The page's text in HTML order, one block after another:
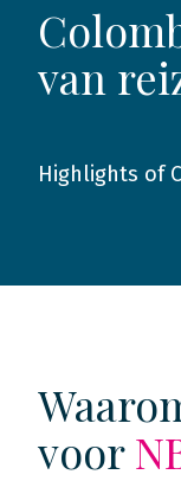
van
2025
Highlights of
voor